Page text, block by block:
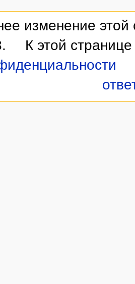
изменение
К этой